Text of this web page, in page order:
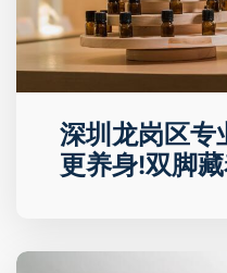
深圳龙岗区专
更养身!双脚